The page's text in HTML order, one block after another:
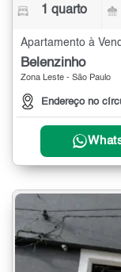
1 quarto
Apartamento à
Belenzinho
Zona Leste - São Paulo
Endereço no